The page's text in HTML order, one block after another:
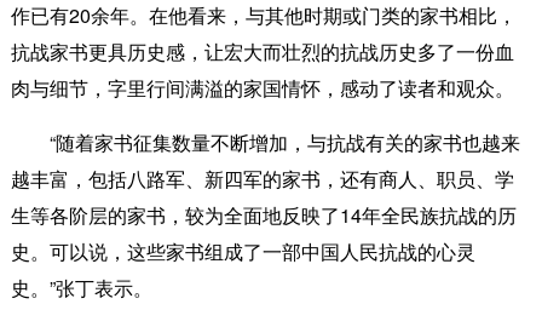
作已有20余年。在他看来，与其他时期或门类的家书相比，
抗战家书更具历史感，让宏大而壮烈的抗战历史多了一份血
肉与细节，字里行间满溢的家国情怀，感动了读者和观众。
“随着家书征集数量不断增加，与抗战有关的家书也越来
越丰富，包括八路军、新四军的家书，还有商人、职员、学
生等各阶层的家书，较为全面地反映了14年全民族抗战的历
史。可以说，这些家书组成了一部中国人民抗战的心灵
史。”张丁表示。